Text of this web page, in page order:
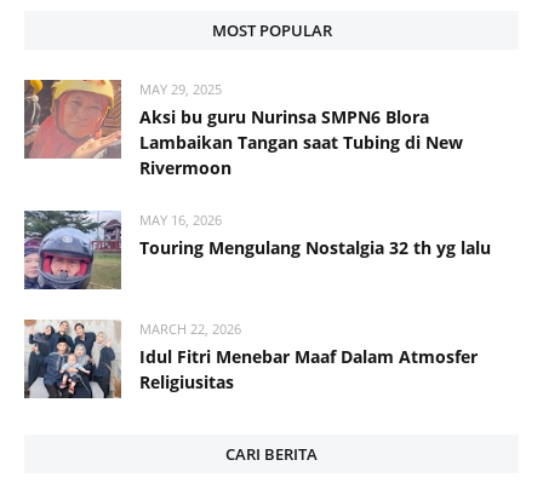
MOST POPULAR
MAY 29, 2025
Aksi bu guru Nurinsa SMPN6 Blora
Lambaikan Tangan saat Tubing di New
Rivermoon
MAY 16, 2026
Touring Mengulang Nostalgia 32 th yg lalu
MARCH 22, 2026
Idul Fitri Menebar Maaf Dalam Atmosfer
Religiusitas
CARI BERITA